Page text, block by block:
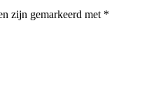
zijn gemarkeerd met *